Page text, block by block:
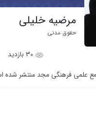
مرضیه خلیلی
حقوق مدنی
علمی فرهنگی مجد منتشر شده